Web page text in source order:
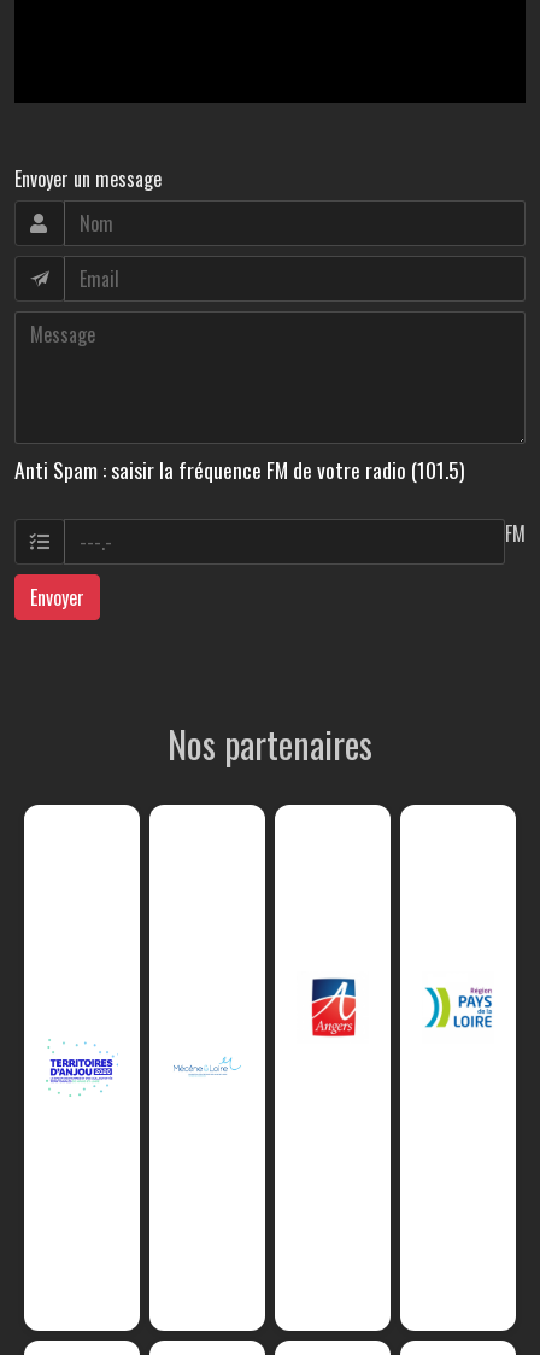
Envoyer un message
Anti Spam : saisir la fréquence FM de votre radio (101.5)
FM
Envoyer
Nos partenaires